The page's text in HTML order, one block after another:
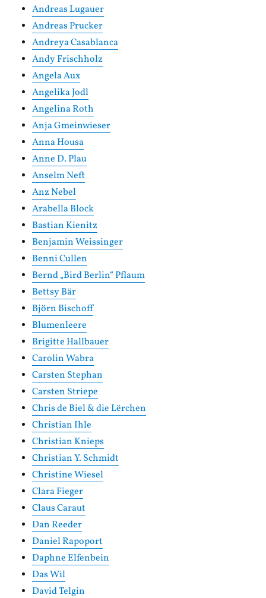
Andreas Lugauer
Andreas Prucker
Andreya Casablanca
Andy Frischholz
Angela Aux
Angelika Jodl
Angelina Roth
Anja Gmeinwieser
Anna Housa
Anne D. Plau
Anselm Neft
Anz Nebel
Arabella Block
Bastian Kienitz
Benjamin Weissinger
Benni Cullen
Bernd „Bird Berlin“ Pflaum
Bettsy Bär
Björn Bischoff
Blumenleere
Brigitte Hallbauer
Carolin Wabra
Carsten Stephan
Carsten Striepe
Chris de Biel & die Lërchen
Christian Ihle
Christian Knieps
Christian Y. Schmidt
Christine Wiesel
Clara Fieger
Claus Caraut
Dan Reeder
Daniel Rapoport
Daphne Elfenbein
Das Wil
David Telgin